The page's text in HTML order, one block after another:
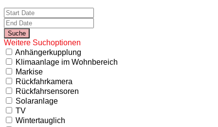
Weitere Suchoptionen
Anhängerkupplung
Klimaanlage im Wohnbereich
Markise
Rückfahrkamera
Rückfahrsensoren
Solaranlage
TV
Wintertauglich